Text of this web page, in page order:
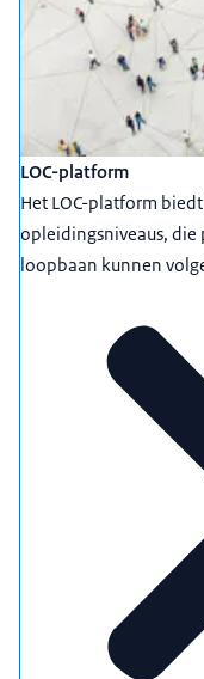
LOC-platform
Het LOC-platform
opleidingsniveaus, die
loopbaan kunnen